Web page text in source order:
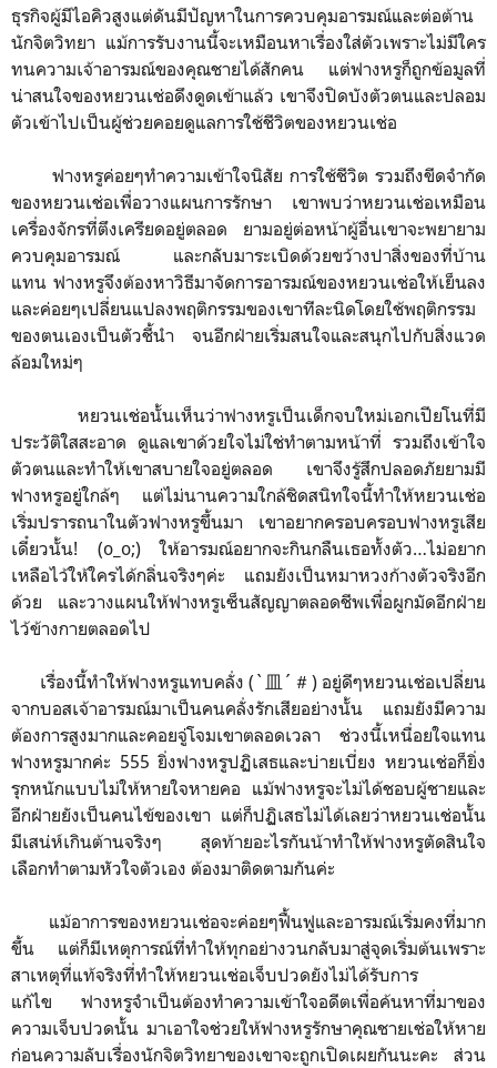
ธุรกิจผู้มีไอคิวสูงแต่ดันมีปัญหาในการควบคุมอารมณ์และต่อต้าน
นักจิตวิทยา แม้การรับงานนี้จะเหมือนหาเรื่องใส่ตัวเพราะไม่มีใคร
ทนความเจ้าอารมณ์ของคุณชายได้สักคน แต่ฟางหรูก็ถูกข้อมูลที่
น่าสนใจของหยวนเช่อดึงดูดเข้าแล้ว เขาจึงปิดบังตัวตนและปลอม
ตัวเข้าไปเป็นผู้ช่วยคอยดูแลการใช้ชีวิตของหยวนเช่อ
ฟางหรูค่อยๆทำความเข้าใจนิสัย การใช้ชีวิต รวมถึงขีดจำกัด
ของหยวนเช่อเพื่อวางแผนการรักษา เขาพบว่าหยวนเช่อเหมือน
เครื่องจักรที่ตึงเครียดอยู่ตลอด ยามอยู่ต่อหน้าผู้อื่นเขาจะพยายาม
ควบคุมอารมณ์ และกลับมาระเบิดด้วยขว้างปาสิ่งของที่บ้าน
แทน ฟางหรูจึงต้องหาวิธีมาจัดการอารมณ์ของหยวนเช่อให้เย็นลง
และค่อยๆเปลี่ยนแปลงพฤติกรรมของเขาทีละนิดโดยใช้พฤติกรรม
ของตนเองเป็นตัวชี้นำ จนอีกฝ่ายเริ่มสนใจและสนุกไปกับสิ่งแวด
ล้อมใหม่ๆ
หยวนเช่อนั้นเห็นว่าฟางหรูเป็นเด็กจบใหม่เอกเปียโนที่มี
ประวัติใสสะอาด ดูแลเขาด้วยใจไม่ใช่ทำตามหน้าที่ รวมถึงเข้าใจ
ตัวตนและทำให้เขาสบายใจอยู่ตลอด เขาจึงรู้สึกปลอดภัยยามมี
ฟางหรูอยู่ใกล้ๆ แต่ไม่นานความใกล้ชิดสนิทใจนี้ทำให้หยวนเช่อ
เริ่มปรารถนาในตัวฟางหรูขึ้นมา เขาอยากครอบครอบฟางหรูเสีย
เดี๋ยวนั้น! (o_o;) ให้อารมณ์อยากจะกินกลืนเธอทั้งตัว…ไม่อยาก
เหลือไว้ให้ใครได้กลิ่นจริงๆค่ะ แถมยังเป็นหมาหวงก้างตัวจริงอีก
ด้วย และวางแผนให้ฟางหรูเซ็นสัญญาตลอดชีพเพื่อผูกมัดอีกฝ่าย
ไว้ข้างกายตลอดไป
เรื่องนี้ทำให้ฟางหรูแทบคลั่ง (`皿´＃) อยู่ดีๆหยวนเช่อเปลี่ยน
จากบอสเจ้าอารมณ์มาเป็นคนคลั่งรักเสียอย่างนั้น แถมยังมีความ
ต้องการสูงมากและคอยจู่โจมเขาตลอดเวลา ช่วงนี้เหนื่อยใจแทน
ฟางหรูมากค่ะ 555ยิ่งฟางหรูปฏิเสธและบ่ายเบี่ยงหยวนเช่อก็ยิ่ง
รุกหนักแบบไม่ให้หายใจหายคอ แม้ฟางหรูจะไม่ได้ชอบผู้ชายและ
อีกฝ่ายยังเป็นคนไข้ของเขา แต่ก็ปฏิเสธไม่ได้เลยว่าหยวนเช่อนั้น
มีเสน่ห์เกินต้านจริงๆ สุดท้ายอะไรกันน้าทำให้ฟางหรูตัดสินใจ
เลือกทำตามหัวใจตัวเอง ต้องมาติดตามกันค่ะ
แม้อาการของหยวนเช่อจะค่อยๆฟื้นฟูและอารมณ์เริ่มคงที่มาก
ขึ้น แต่ก็มีเหตุการณ์ที่ทำให้ทุกอย่างวนกลับมาสู่จุดเริ่มต้นเพราะ
สาเหตุที่แท้จริงที่ทำให้หยวนเช่อเจ็บปวดยังไม่ได้รับการ
แก้ไข ฟางหรูจำเป็นต้องทำความเข้าใจอดีตเพื่อค้นหาที่มาของ
ความเจ็บปวดนั้น มาเอาใจช่วยให้ฟางหรูรักษาคุณชายเช่อให้หาย
ก่อนความลับเรื่องนักจิตวิทยาของเขาจะถูกเปิดเผยกันนะคะ ส่วน